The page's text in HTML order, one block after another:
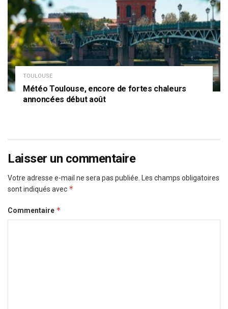
TOULOUSE
Météo Toulouse, encore de fortes chaleurs
annoncées début août
Laisser un commentaire
Votre adresse e-mail ne sera pas publiée.
Les champs obligatoires
sont indiqués avec *
Commentaire *